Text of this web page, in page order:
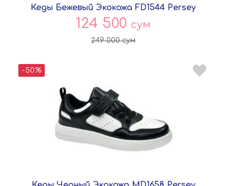
Кеды Бежевый Экокожа FD1544 Persey
124 500 сум
249 000сум
-50%